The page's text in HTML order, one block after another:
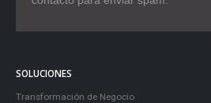
SOLUCIONES
Transformación de Negocio